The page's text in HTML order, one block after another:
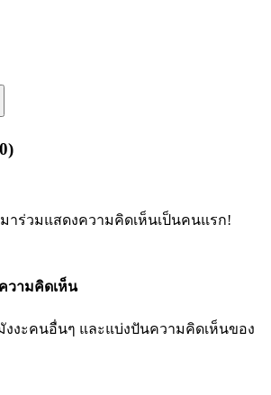
0)
าร่วมแสดงความคิดเห็นเป็นคนแรก!
วามคิดเห็น
งะคนอื่นๆ และแบ่งปันความคิดเห็นของ